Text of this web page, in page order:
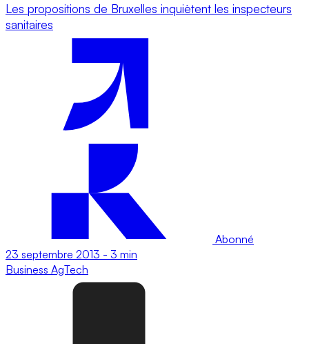
Les propositions de Bruxelles inquiètent les inspecteurs
sanitaires
Abonné
23 septembre 2013 - 3 min
Business AgTech